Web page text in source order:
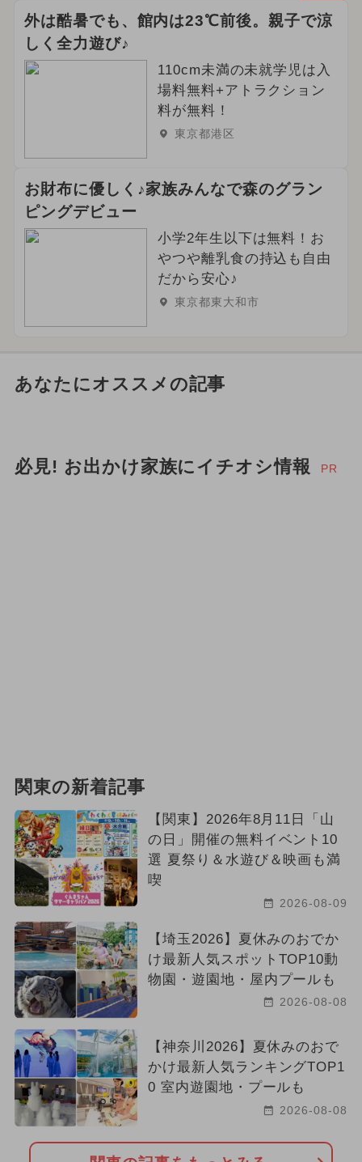
外は酷暑でも、館内は23℃前後。親子で涼
しく全力遊び♪
110cm未満の未就学児は入
場料無料+アトラクション
料が無料！
東京都港区
お財布に優しく♪家族みんなで森のグラン
ピングデビュー
小学2年生以下は無料！お
やつや離乳食の持込も自由
だから安心♪
東京都東大和市
あなたにオススメの記事
必見! お出かけ家族にイチオシ情報 PR
関東の新着記事
【関東】2026年8月11日「山
の日」開催の無料イベント10
選 夏祭り＆水遊び＆映画も満
喫
2026-08-09
【埼玉2026】夏休みのおでか
け最新人気スポットTOP10動
物園・遊園地・屋内プールも
2026-08-08
【神奈川2026】夏休みのおで
かけ最新人気ランキングTOP1
0 室内遊園地・プールも
2026-08-08